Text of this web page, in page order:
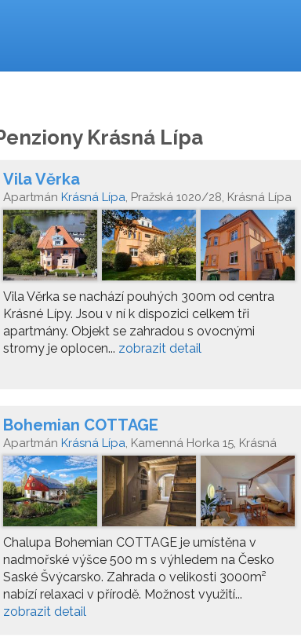
Krásná Lípa
Vila Věrka
Apartmán Krásná Lípa, Pražská 1020/28, Krásná Lípa
407 46
Vila Věrka se nachází pouhých 300m od centra
Krásné Lípy. Jsou v ní k dispozici celkem tři
apartmány. Objekt se zahradou s ovocnými
stromy je oplocen... zobrazit detail
Bohemian COTTAGE
Apartmán Krásná Lípa, Kamenná Horka 15, Krásná
Lípa
Chalupa Bohemian COTTAGE je umístěna v
nadmořské výšce 500 m s výhledem na Česko
Saské Švýcarsko. Zahrada o velikosti 3000m²
nabízí relaxaci v přírodě. Možnost využití...
zobrazit detail